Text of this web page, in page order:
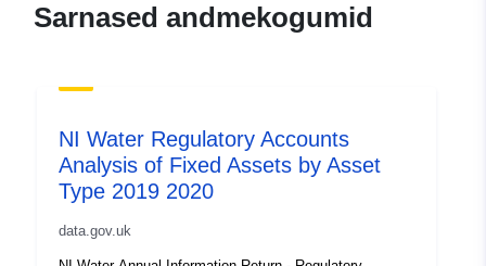
Sarnased andmekogumid
NI Water Regulatory Accounts
Analysis of Fixed Assets by Asset
Type 2019 2020
data.gov.uk